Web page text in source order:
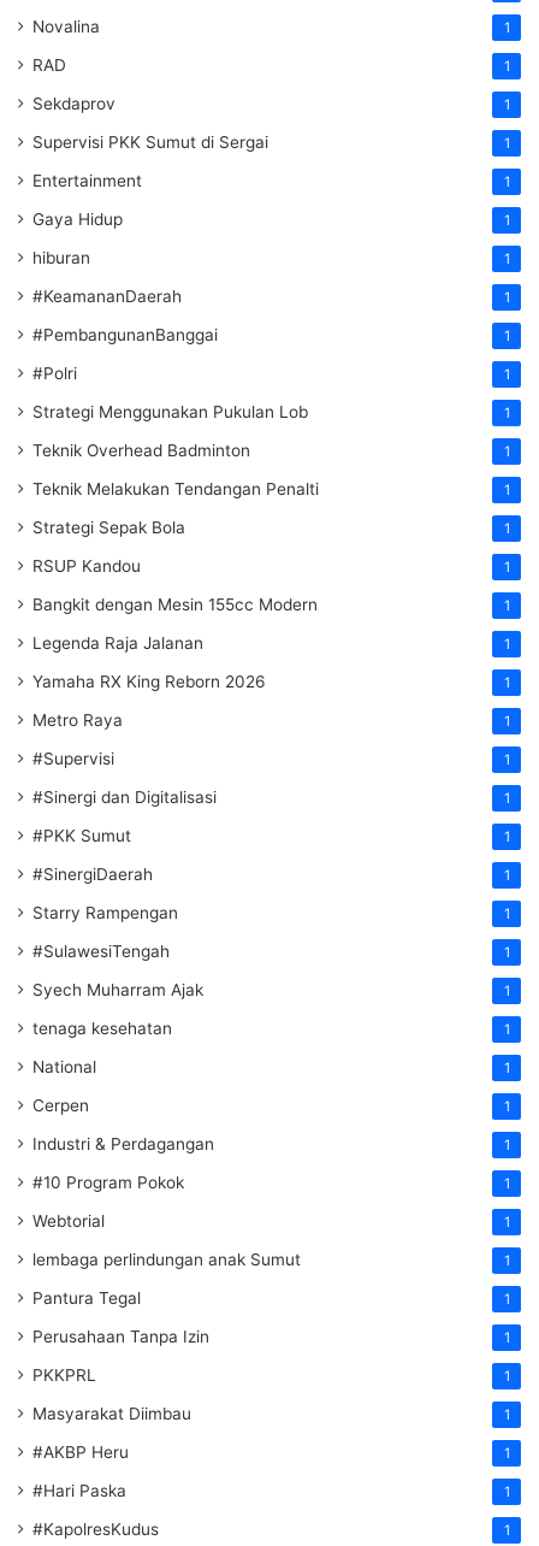
Novalina 1
RAD 1
Sekdaprov 1
Supervisi PKK Sumut di Sergai 1
Entertainment 1
Gaya Hidup 1
hiburan 1
#KeamananDaerah 1
#PembangunanBanggai 1
#Polri 1
Strategi Menggunakan Pukulan Lob 1
Teknik Overhead Badminton 1
Teknik Melakukan Tendangan Penalti 1
Strategi Sepak Bola 1
RSUP Kandou 1
Bangkit dengan Mesin 155cc Modern 1
Legenda Raja Jalanan 1
Yamaha RX King Reborn 2026 1
Metro Raya 1
#Supervisi 1
#Sinergi dan Digitalisasi 1
#PKK Sumut 1
#SinergiDaerah 1
Starry Rampengan 1
#SulawesiTengah 1
Syech Muharram Ajak 1
tenaga kesehatan 1
National 1
Cerpen 1
Industri & Perdagangan 1
#10 Program Pokok 1
Webtorial 1
lembaga perlindungan anak Sumut 1
Pantura Tegal 1
Perusahaan Tanpa Izin 1
PKKPRL 1
Masyarakat Diimbau 1
#AKBP Heru 1
#Hari Paska 1
#KapolresKudus 1